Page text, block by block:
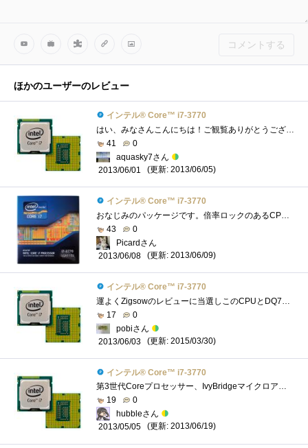
コメントする
ほかのユーザーのレビュー
インテル® Core™ i7-3770
はい、みなさんこんにちは！ご観覧ありがとうございます。今回は、「IntelCorei7-3770」をご紹介したいと思います。 ☆こいつとの運命的な出会い�...
41
0
aquasky7さん
2013/06/01
(更新: 2013/06/05)
インテル® Core™ i7-3770
おなじみのパッケージです。倍率ロックのあるCPUは、Core2QuadQ6600以来なので、実に6年ぶりです。しかも、バンドルされているCPUクーラーを使った�...
43
0
Picardさん
2013/06/08
(更新: 2013/06/09)
インテル® Core™ i7-3770
運よくZigsowのレビューに当選しこのCPUとDQ77MKにてレビューをしました。 Corei7自体はMacBookProに搭載されているので使ったことはあるのですがノー�...
17
0
pobiさん
2013/06/03
(更新: 2015/03/30)
インテル® Core™ i7-3770
第3世代Coreプロセッサー、IvyBridgeマイクロアーキテクチャ採用のCPUExtremeEditionを除けば、デスクトップ向けIvyBridgeでは第2位の性能を誇るCPUです。201...
19
0
hubbleさん
2013/05/05
(更新: 2013/06/19)